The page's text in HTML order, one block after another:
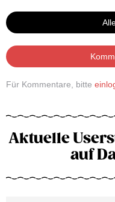
Für Kommentare, bitte
Aktuelle
auf